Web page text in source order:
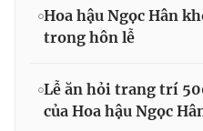
Hoa hậu Ngọc Hân
trong hôn lễ
Lễ ăn hỏi trang trí
của Hoa hậu Ngọc